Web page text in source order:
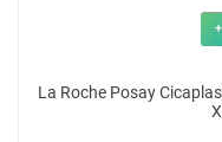
La Roche Posay